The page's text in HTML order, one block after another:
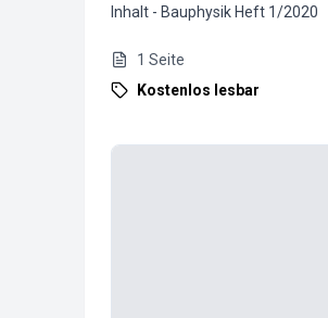
Inhalt - Bauphysik Heft 1/2020
1 Seite
Kostenlos lesbar